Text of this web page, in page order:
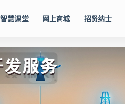
智慧课堂 网上商城 招贤纳士